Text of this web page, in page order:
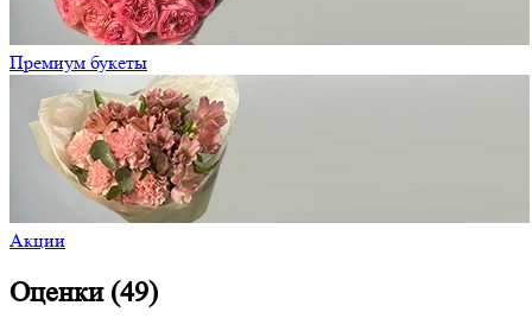
Премиум букеты
Акции
Оценки (49)